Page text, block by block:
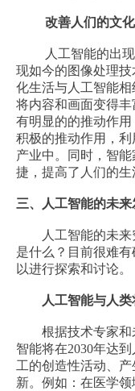
改善人们的文
人工智能的出现
现如今的图像处理
化生活与人工智能
将内容和画面变得
有明显的的推动作
积极的推动作用，
产业中。同时，智
捷，提高了人们的生
三、人工智能的未
人工智能的未来
是什么？目前很难
以进行探索和讨论。
人工智能与人
根据技术专家和未
智能将在2030年达
工的创造性活动、
新。例如：在医学